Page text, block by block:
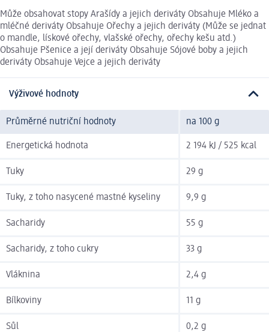
Může obsahovat stopy Arašídy a jejich deriváty Obsahuje Mléko a
mléčné deriváty Obsahuje Ořechy a jejich deriváty (Může se jednat
o mandle, lískové ořechy, vlašské ořechy, ořechy kešu atd.)
Obsahuje Pšenice a její deriváty Obsahuje Sójové boby a jejich
deriváty Obsahuje Vejce a jejich deriváty
Výživové hodnoty
Průměrné nutriční hodnoty na 100 g
Energetická hodnota 2 194 kJ / 525 kcal
Tuky 29 g
Tuky, z toho nasycené mastné kyseliny 9,9 g
Sacharidy 55 g
Sacharidy, z toho cukry 33 g
Vláknina 2,4 g
Bílkoviny 11 g
Sůl 0,2 g